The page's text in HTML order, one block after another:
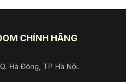
CHÍNH HÃNG
Hà Đông, TP Hà Nội.